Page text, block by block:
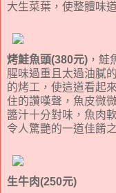
大生菜葉，使整體味
烤鮭魚頭(380元) ，鮭
腥味過重且太過油膩
的烤工，使這道看起
住的讚嘆聲，魚皮微
醬汁十分對味，魚肉
令人驚艷的一道佳餚
生牛肉(250元)